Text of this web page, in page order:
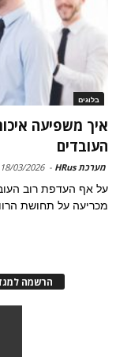
בלוגים
איך משפיעה
העובדים
מערכת HRus -
18/03/2026
על אף העדפת רוב
מכריעה על תחושת
הרשמה